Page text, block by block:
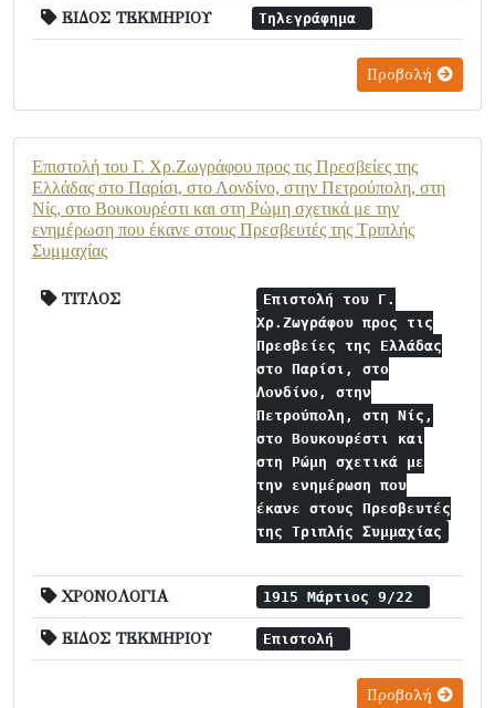
ΕΙΔΟΣ ΤΕΚΜΗΡΙΟΥ Τηλεγράφημα
Προβολή
Επιστολή του Γ. Χρ.Ζωγράφου προς τις Πρεσβείες της
Ελλάδας στο Παρίσι, στο Λονδίνο, στην Πετρούπολη, στη
Νίς, στο Βουκουρέστι και στη Ρώμη σχετικά με την
ενημέρωση που έκανε στους Πρεσβευτές της Τριπλής
Συμμαχίας
ΤΙΤΛΟΣ
Επιστολή του Γ.
Χρ.Ζωγράφου προς τις
Πρεσβείες της Ελλάδας
στο Παρίσι, στο
Λονδίνο, στην
Πετρούπολη, στη Νίς,
στο Βουκουρέστι και
στη Ρώμη σχετικά με
την ενημέρωση που
έκανε στους Πρεσβευτές
της Τριπλής Συμμαχίας
ΧΡΟΝΟΛΟΓΙΑ 1915 Μάρτιος 9/22
ΕΙΔΟΣ ΤΕΚΜΗΡΙΟΥ Επιστολή
Προβολή